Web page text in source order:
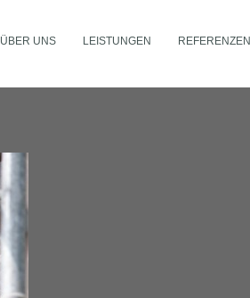
ÜBER UNS LEISTUNGEN REFERENZEN